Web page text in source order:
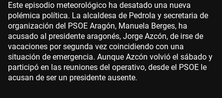
Este episodio meteorológico ha desatado una nueva
polémica política. La alcaldesa de Pedrola y secretaria de
organización del PSOE Aragón, Manuela Berges, ha
acusado al presidente aragonés, Jorge Azcón, de irse de
vacaciones por segunda vez coincidiendo con una
situación de emergencia. Aunque Azcón volvió el sábado y
participó en las reuniones del operativo, desde el PSOE le
acusan de ser un presidente ausente.